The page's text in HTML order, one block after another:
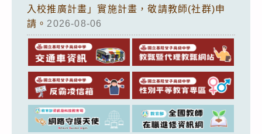
入校推廣計畫」實施計畫，敬請教師(社群)申
請。 2026-08-06